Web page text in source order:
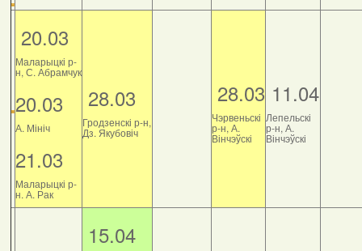
20.03
Маларыцкі р-
н, С. Абрамчук
20.03
А. Мініч
21.03
Маларыцкі р-
н. А. Рак
28.03
Гродзенскі р-н,
Дз. Якубовіч
28.03
Чэрвеньскі
р-н, А.
Вінчэўскі
11.04
Лепельскі
р-н, А.
Вінчэўскі
15.04